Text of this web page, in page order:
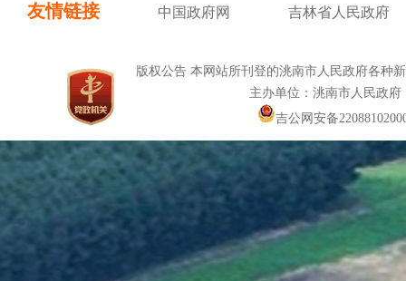
友情链接 中国政府网 吉林省人民政府
版权公告 本网站所刊登的洮南市人民政府各种
主办单位：洮南市人民政
吉公网安备